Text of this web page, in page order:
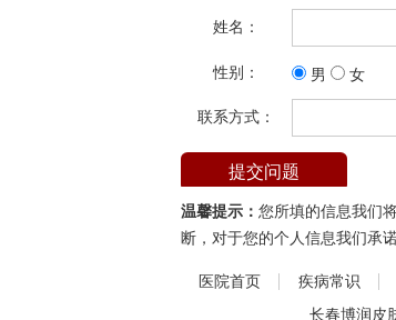
姓名：
性别： 男 女
联系方式：
温馨提示： 您所填的信息我们
断，对于您的个人信息我们承
医院首页 疾病常识
长春博润皮